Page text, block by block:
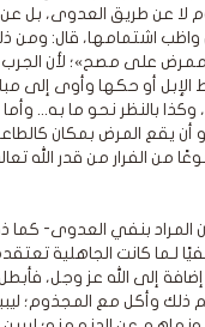
عن طريق العدوى، بل عن
اشتمامها، قال: ومن
ممرض على مصح»؛ لأن
الإبل أو حكها وأوى إلى
وكذا بالنظر نحو ما به...
يقع المرض بمكان
من الفرار من قدر الله
المراد بنفي العدوى- كما
لـما كانت الجاهلية
إلى الله عز وجل،
وأكل مع المجذوم؛